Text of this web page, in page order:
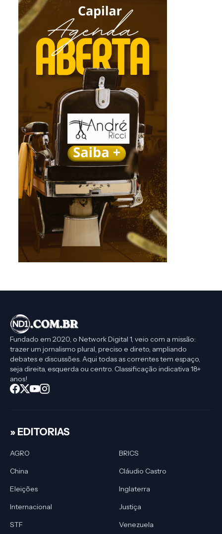
Fundado em 2020, o Network Digital 1, veio com a missão:
trazer um jornalismo plural, preciso e direto, ampliando
debates e discussões. Aqui todas as correntes tem espaço,
seja direita, esquerda ou centro. Classificação indicativa 18+
anos!
» EDITORIAS
AGRO
BRICS
China
Cláudio Castro
Eleições
Inglaterra
Internacional
Justiça
STF
Venezuela